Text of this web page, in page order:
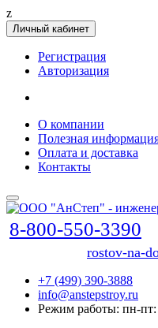
z
Личный кабинет
Регистрация
Авторизация
О компании
Полезная
Оплата и доставка
Контакты
8-800-550-3390
rostov-na-
+7 (499) 390-3888
info@anstepstroy.ru
Режим работы: пн-пт: